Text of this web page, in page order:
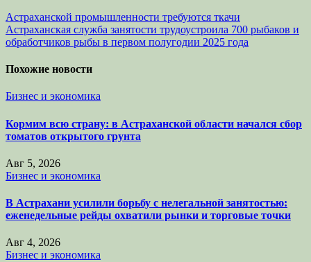
Навигация
по
Астраханской промышленности требуются ткачи
Астраханская служба занятости трудоустроила 700 рыбаков и
обработчиков рыбы в первом полугодии 2025 года
Похожие новости
Бизнес и экономика
Кормим всю страну: в Астраханской области начался сбор
томатов открытого грунта
Авг 5, 2026
Бизнес и экономика
В Астрахани усилили борьбу с нелегальной занятостью:
еженедельные рейды охватили рынки и торговые точки
Авг 4, 2026
Бизнес и экономика